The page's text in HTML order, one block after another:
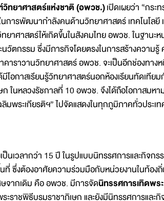
ยาศาสตร์แห่งชาติ (อพวช.)เปิดเผยว่า “กระ
ารพัฒนากำลังคนด้านวิทยาศาสตร์ เทคโนโลยี
าศาสตร์ให้เกิดขึ้นในสังคมไทย อพวช. ในฐานะ
ตกรรม ซึ่งมีภารกิจโดยตรงในการสร้างความรู้
คาราวานวิทยาศาสตร์ อพวช. จะเป็นอีกช่องทาง
โอกาสเรียนรู้วิทยาศาสตร์นอกห้องเรียนทัดเทียม
ในหลวงรัชกาลที่ 10 อพวช. จึงได้ถือโอกาสมห
พระเกียรติฯ” ไปจัดแสดงในทุกภูมิภาคทั่วประเท
วลากว่า 15 ปี ในรูปแบบนิทรรศการและกิจกร
ซึ่งต้องอาศัยความร่วมมือกับหน่วยงานในท้อง
ษจากเดิม คือ อพวช. มีการจัดนิทรรศการเทิดพร
ะราชพิธีบรมราชาภิเษก และยังมีนิทรรศการและ